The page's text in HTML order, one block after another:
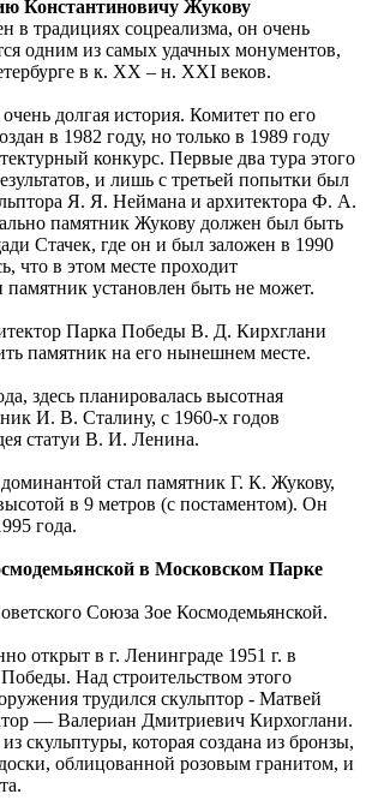
Константиновичу Жукову
в традициях соцреализма, он очень
одним из самых удачных монументов,
в к. XX – н. XXI веков.
долгая история. Комитет по его
в 1982 году, но только в 1989 году
конкурс. Первые два тура этого
и лишь с третьей попытки был
Я. Я. Неймана и архитектора Ф. А.
памятник Жукову должен был быть
Стачек, где он и был заложен в 1990
что в этом месте проходит
памятник установлен быть не может.
Парка Победы В. Д. Кирхглани
памятник на его нынешнем месте.
здесь планировалась высотная
И. В. Сталину, с 1960-х годов
статуи В. И. Ленина.
доминантой стал памятник Г. К. Жукову,
в 9 метров (с постаментом). Он
года.
в Московском Парке
Союза Зое Космодемьянской.
открыт в г. Ленинграде 1951 г. в
Над строительством этого
трудился скульптор - Матвей
— Валериан Дмитриевич Кирхоглани.
скульптуры, которая создана из бронзы,
облицованной розовым гранитом, и